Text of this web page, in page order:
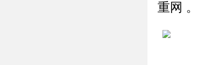
重网 。